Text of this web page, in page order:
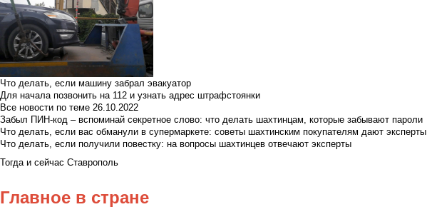
Что делать, если машину забрал эвакуатор
Для начала позвонить на 112 и узнать адрес штрафстоянки
Все новости по теме 26.10.2022
Забыл ПИН-код – вспоминай секретное слово: что делать шахтинцам, которые забывают пароли
Что делать, если вас обманули в супермаркете: советы шахтинским покупателям дают эксперты
Что делать, если получили повестку: на вопросы шахтинцев отвечают эксперты
Тогда и сейчас Ставрополь
Главное в стране